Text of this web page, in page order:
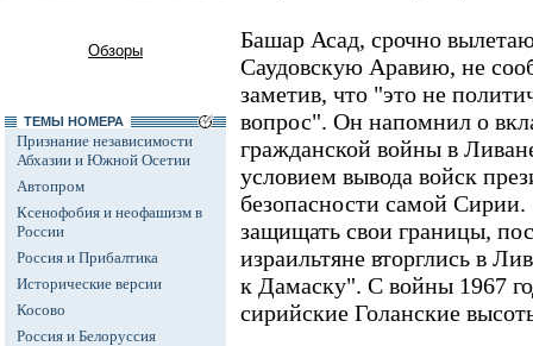
Обзоры
ТЕМЫ НОМЕРА
Признание независимости
Абхазии и Южной Осетии
Автопром
Ксенофобия и неофашизм в
России
Россия и Прибалтика
Исторические версии
Косово
Россия и Белоруссия
Башар Асад, срочно
Саудовскую Аравию, не
заметив, что "это не
вопрос". Он напомнил о
гражданской войны в
условием вывода войск
безопасности самой
защищать свои границы,
израильтяне вторглись в
к Дамаску". С войны 1967
сирийские Голанские